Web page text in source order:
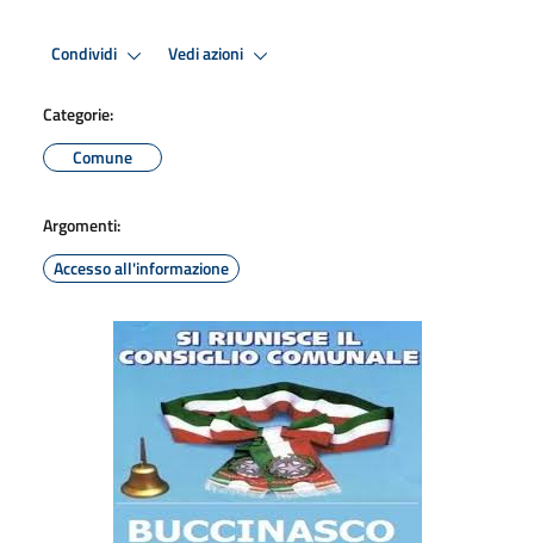
Condividi Vedi azioni
Categorie:
Comune
Argomenti:
Accesso all'informazione